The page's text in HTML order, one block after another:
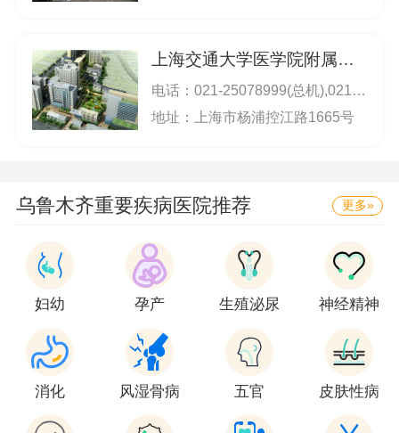
上海交通大学医学院附属新华医院
电话： 021-25078999(总机),021-69692137(崇明分院)；021-25078999；
地址：上海市杨浦控江路1665号
乌鲁木齐重要疾病医院推荐 更多»
妇幼 孕产 生殖泌尿 神经精神
消化 风湿骨病 五官 皮肤性病